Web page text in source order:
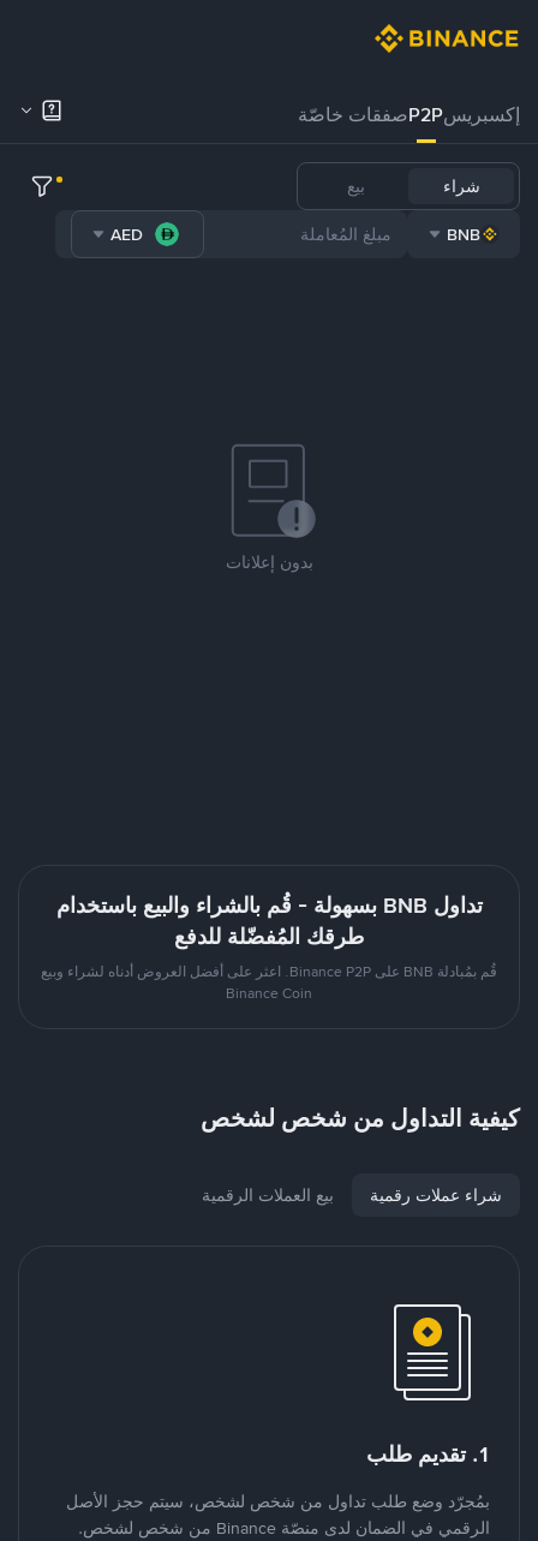
إكسبريسP2Pصفقات خاصّة
شراء بيع
BNB
AED
بدون إعلانات
تداول BNB بسهولة - قُم بالشراء والبيع باستخدام
طرقك المُفضّلة للدفع
قُم بمُبادلة BNB على Binance P2P. اعثر على أفضل العروض أدناه لشراء وبيع
Binance Coin
كيفية التداول من شخص لشخص
شراء عملات رقمية بيع العملات الرقمية
1. تقديم طلب
بمُجرّد وضع طلب تداول من شخص لشخص، سيتم حجز الأصل
الرقمي في الضمان لدى منصّة Binance من شخص لشخص.